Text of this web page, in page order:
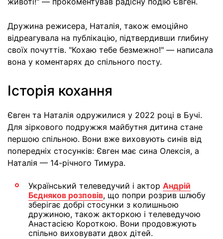
Дружина режисера, Наталія, також емоційно
відреагувала на публікацію, підтвердивши глибину
своїх почуттів. "Кохаю тебе безмежно!" — написала
вона у коментарях до спільного посту.
Історія кохання
Євген та Наталія одружилися у 2022 році в Бучі.
Для зіркового подружжя майбутня дитина стане
першою спільною. Вони вже виховують синів від
попередніх стосунків: Євген має сина Олексія, а
Наталія — 14-річного Тимура.
Український телеведучий і актор Андрій
Бєдняков розповів, що попри розрив шлюбу
зберігає добрі стосунки з колишньою
дружиною, також акторкою і телеведучою
Анастасією Короткою. Вони продовжують
спільно виховувати двох дітей.